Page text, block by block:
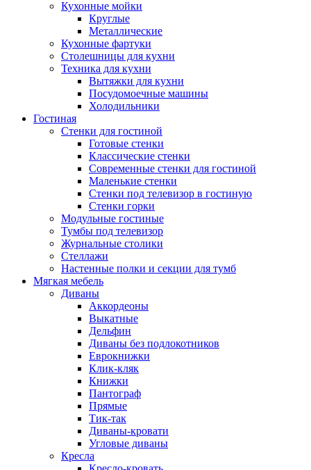
Кухонные мойки
Круглые
Металлические
Кухонные фартуки
Столешницы для кухни
Техника для кухни
Вытяжки для кухни
Посудомоечные машины
Холодильники
Гостиная
Стенки для гостиной
Готовые стенки
Классические стенки
Современные стенки для гостиной
Маленькие стенки
Стенки под телевизор в гостиную
Стенки горки
Модульные гостиные
Тумбы под телевизор
Журнальные столики
Стеллажи
Настенные полки и секции для тумб
Мягкая мебель
Диваны
Аккордеоны
Выкатные
Дельфин
Диваны без подлокотников
Еврокнижки
Клик-кляк
Книжки
Пантограф
Прямые
Тик-так
Диваны-кровати
Угловые диваны
Кресла